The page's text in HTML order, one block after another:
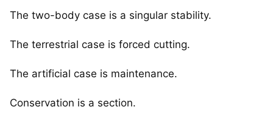
The two-body case is a singular stability.
The terrestrial case is forced cutting.
The artificial case is maintenance.
Conservation is a section.